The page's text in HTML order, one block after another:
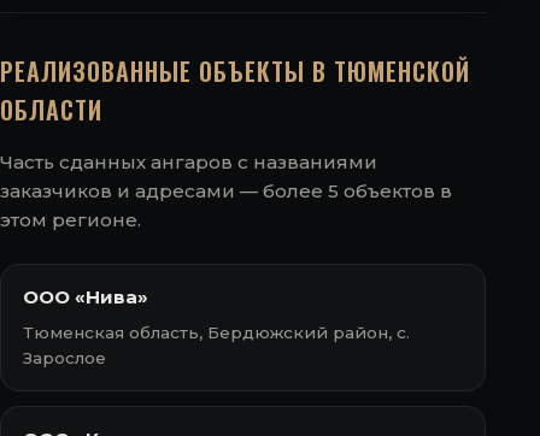
РЕАЛИЗОВАННЫЕ ОБЪЕКТЫ В ТЮМЕНСКОЙ
ОБЛАСТИ
Часть сданных ангаров с названиями
заказчиков и адресами — более 5 объектов в
этом регионе.
ООО «Нива»
Тюменская область, Бердюжский район, с.
Зарослое